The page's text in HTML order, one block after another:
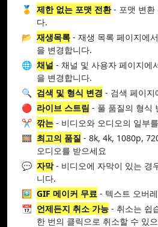
🥇 제한 없는 포맷 전환- 포맷 변환
다.
📂 재생목록 - 재생 목록 페이지에
을 변경합니다.
🌐 채널 - 채널 및 사용자 페이지에
을 변경합니다.
🔍 검색 및 형식 변경 - 검색 페이지
🔴 라이브 스트림 - 풀 품질의 형식
✂️ 깎는 - 비디오와 오디오의 일부
🎞️ 최고의 품질 - 8k, 4k, 1080p,
오디오를 받으세요
💬 자막- 비디오에 자막이 있는 경
니다.
🖼️ GIF 메이커 무료 - 텍스트 오버
📆 언제든지 취소 가능 - 취소는 쉽
한 번의 클릭으로 취소할 수 있